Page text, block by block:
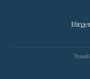
Travel